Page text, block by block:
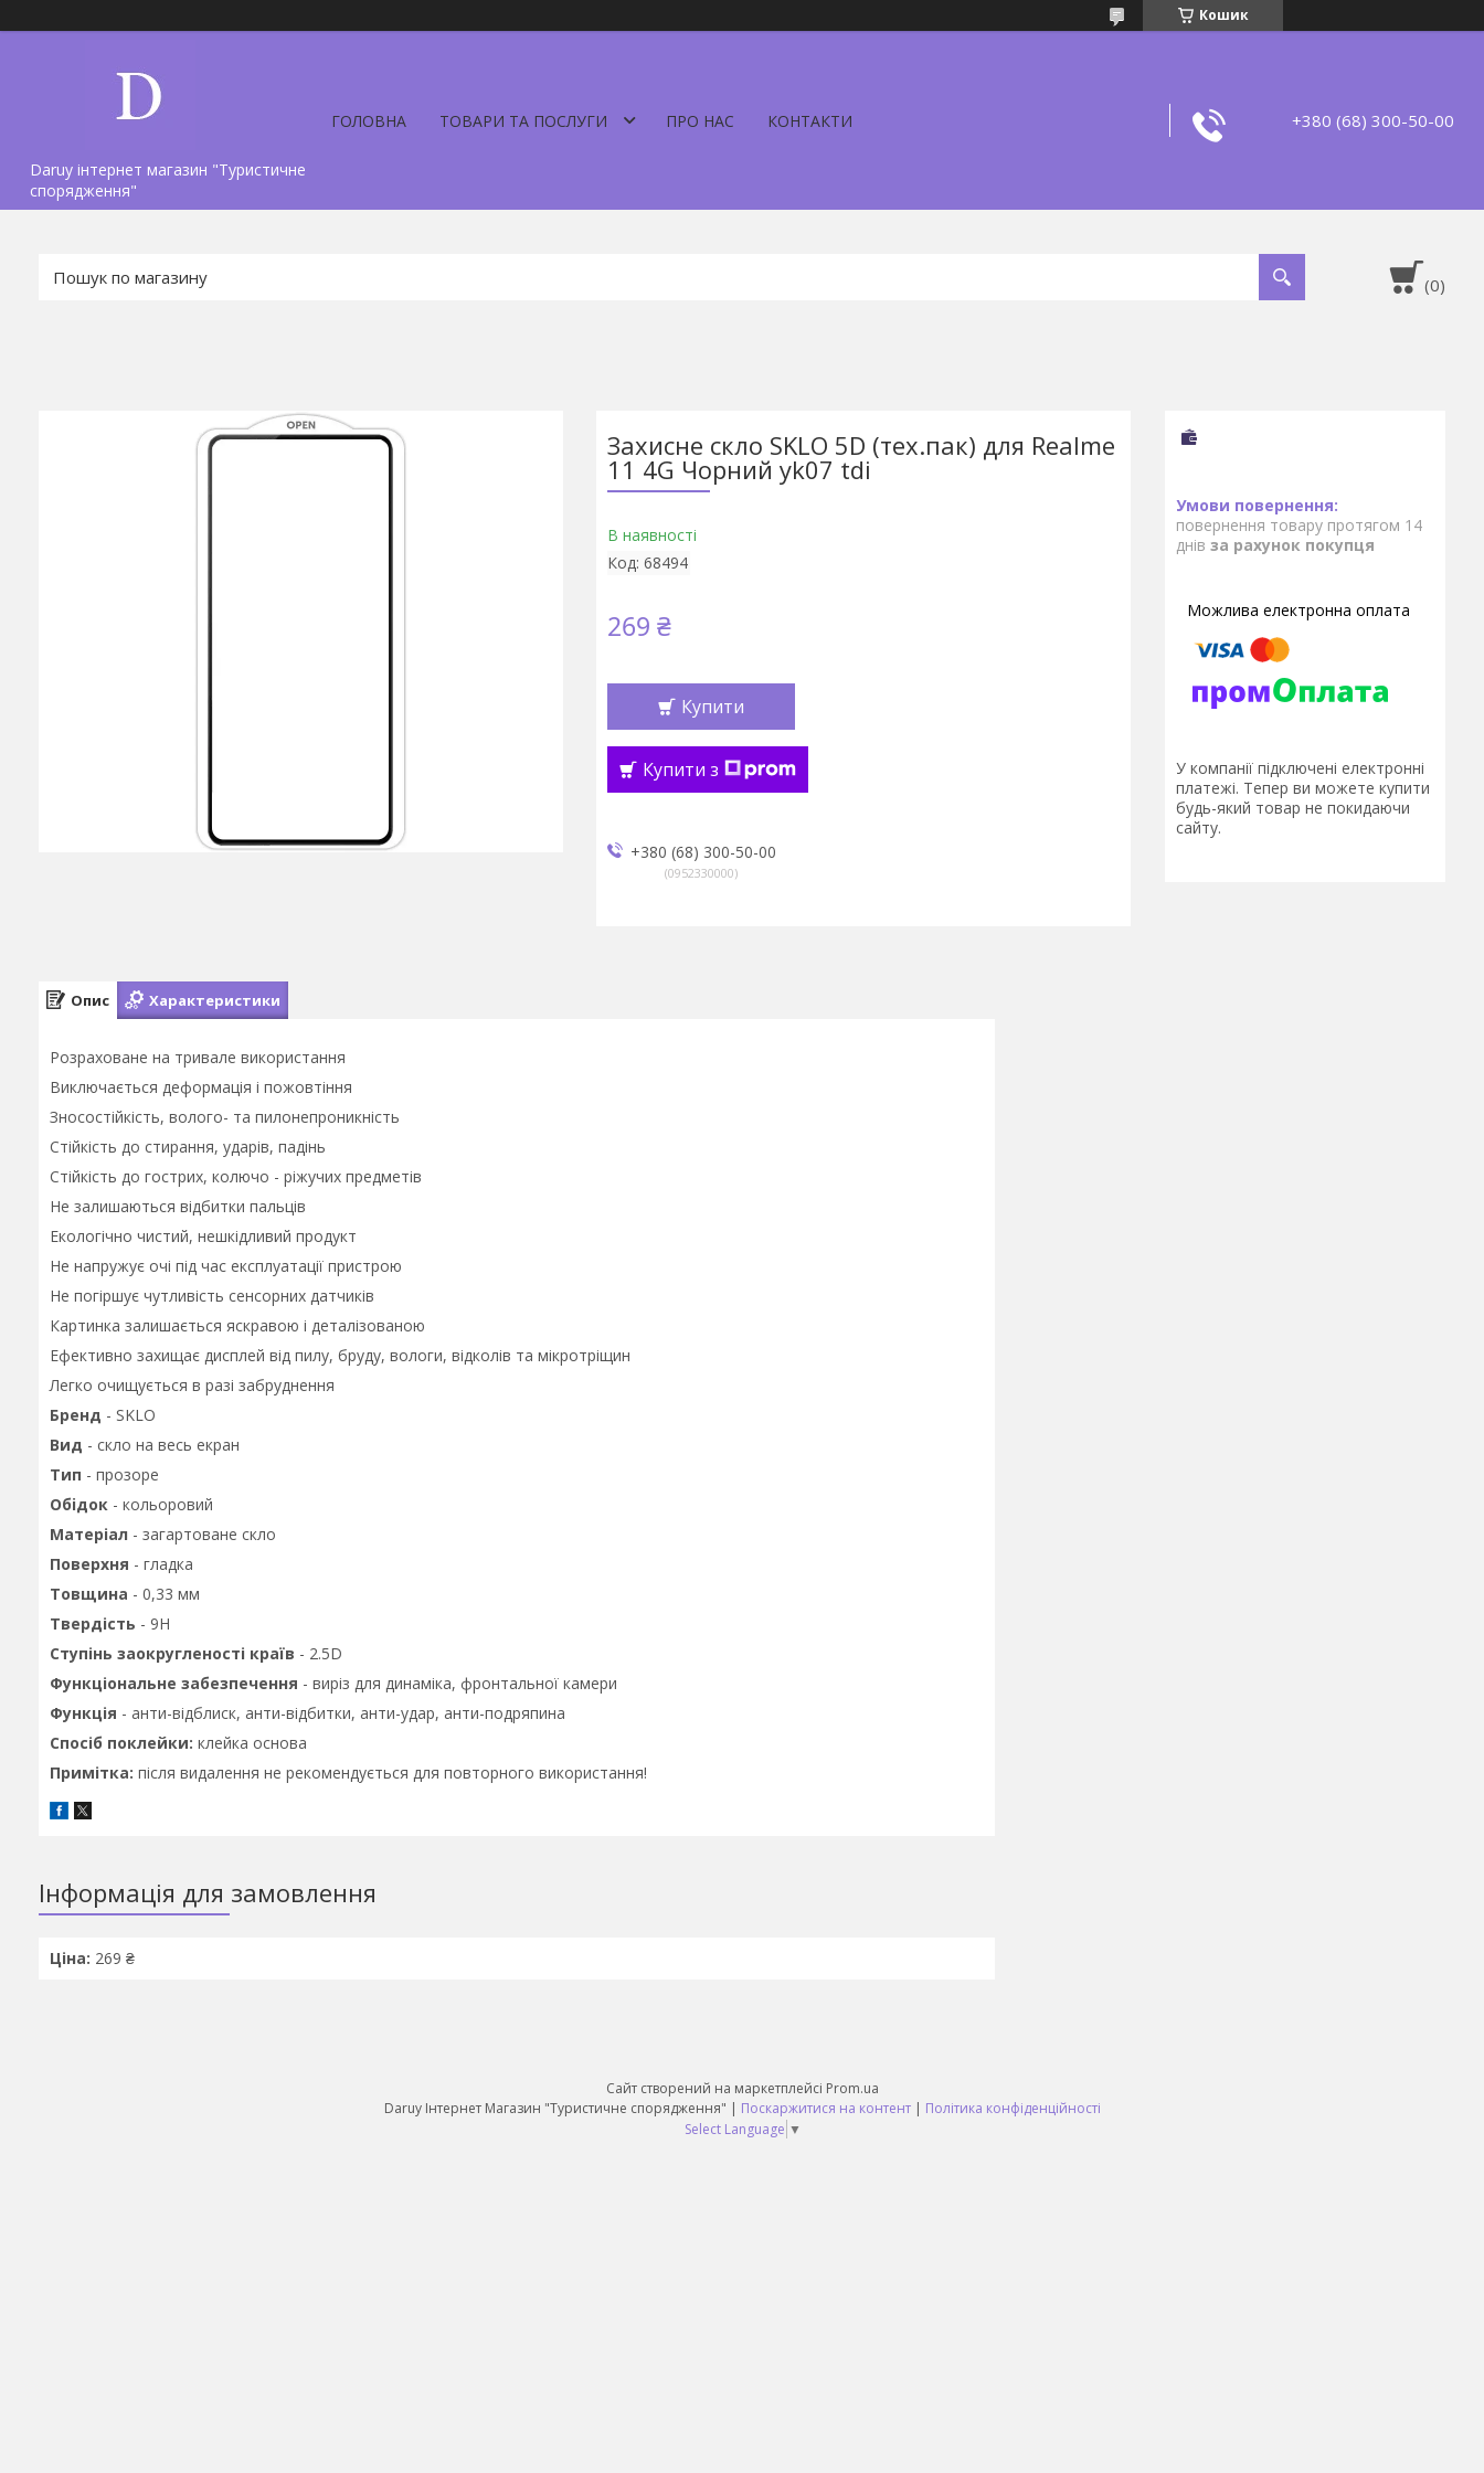
Кошик
Daruy інтернет магазин "Туристичне
спорядження"
ГОЛОВНА ТОВАРИ ТА ПОСЛУГИ ПРО НАС КОНТАКТИ +380 (68) 300-50-00
Захисне скло SKLO 5D (тех.пак) для Realme
11 4G Чорний yk07 tdi
В наявності
Код: 68494
269 ₴
Купити
Купити з
+380 (68) 300-50-00
0952330000
повернення товару протягом 14
днів за рахунок покупця
У компанії підключені електронні
платежі. Тепер ви можете купити
будь-який товар не покидаючи
сайту.
Опис Характеристики
Розраховане на тривале використання
Виключається деформація і пожовтіння
Зносостійкість, волого- та пилонепроникність
Стійкість до стирання, ударів, падінь
Стійкість до гострих, колючо - ріжучих предметів
Не залишаються відбитки пальців
Екологічно чистий, нешкідливий продукт
Не напружує очі під час експлуатації пристрою
Не погіршує чутливість сенсорних датчиків
Картинка залишається яскравою і деталізованою
Ефективно захищає дисплей від пилу, бруду, вологи, відколів та мікротріщин
Легко очищується в разі забруднення
Бренд - SKLO
Вид - скло на весь екран
Тип - прозоре
Обiдок - кольоровий
Матеріал - загартоване скло
Поверхня - гладка
Товщина - 0,33 мм
Твердість - 9H
Ступінь заокругленості країв - 2.5D
Функціональне забезпечення - виріз для динаміка, фронтальної камери
Функція - анти-відблиск, анти-відбитки, анти-удар, анти-подряпина
Спосіб поклейки: клейка основа
Примітка: після видалення не рекомендується для повторного використання!
Інформація для замовлення
Ціна: 269 ₴
Сайт створений на маркетплейсі Prom.ua
Daruy Інтернет Магазин "Туристичне спорядження" | Поскаржитися на контент | Політика конфіденційності
Select Language ▼